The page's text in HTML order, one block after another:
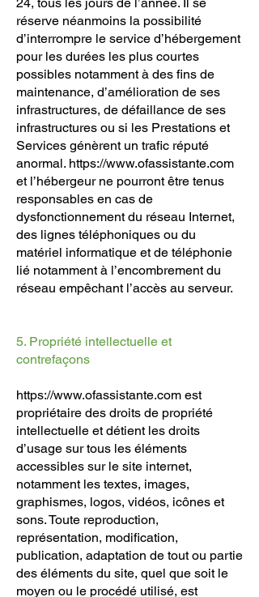
réserve néanmoins la possibilité
d’interrompre le service d’hébergement
pour les durées les plus courtes
possibles notamment à des fins de
maintenance, d’amélioration de ses
infrastructures, de défaillance de ses
infrastructures ou si les Prestations et
Services génèrent un trafic réputé
anormal. https://www.ofassistante.com
et l’hébergeur ne pourront être tenus
responsables en cas de
dysfonctionnement du réseau Internet,
des lignes téléphoniques ou du
matériel informatique et de téléphonie
lié notamment à l’encombrement du
réseau empêchant l’accès au serveur.
5. Propriété intellectuelle et
contrefaçons
https://www.ofassistante.com est
propriétaire des droits de propriété
intellectuelle et détient les droits
d’usage sur tous les éléments
accessibles sur le site internet,
notamment les textes, images,
graphismes, logos, vidéos, icônes et
sons. Toute reproduction,
représentation, modification,
publication, adaptation de tout ou partie
des éléments du site, quel que soit le
moyen ou le procédé utilisé, est